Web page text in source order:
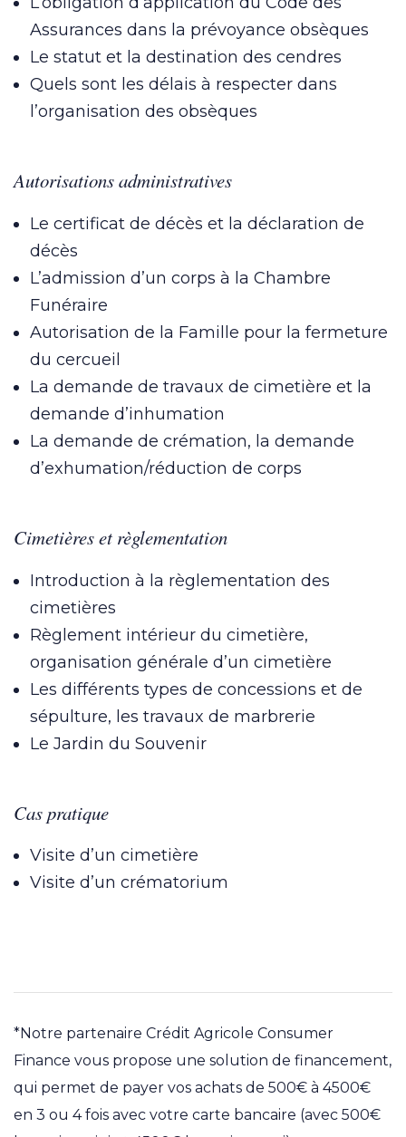
Assurances dans la prévoyance obsèques
Le statut et la destination des cendres
Quels sont les délais à respecter dans
l’organisation des obsèques
Autorisations administratives
Le certificat de décès et la déclaration de
décès
L’admission d’un corps à la Chambre
Funéraire
Autorisation de la Famille pour la fermeture
du cercueil
La demande de travaux de cimetière et la
demande d’inhumation
La demande de crémation, la demande
d’exhumation/réduction de corps
Cimetières et règlementation
Introduction à la règlementation des
cimetières
Règlement intérieur du cimetière,
organisation générale d’un cimetière
Les différents types de concessions et de
sépulture, les travaux de marbrerie
Le Jardin du Souvenir
Cas pratique
Visite d’un cimetière
Visite d’un crématorium
Conditions du
*Notre partenaire Crédit Agricole Consumer
Finance vous propose une solution de financement,
qui permet de payer vos achats de 500€ à 4500€
en 3 ou 4 fois avec votre carte bancaire (avec 500€